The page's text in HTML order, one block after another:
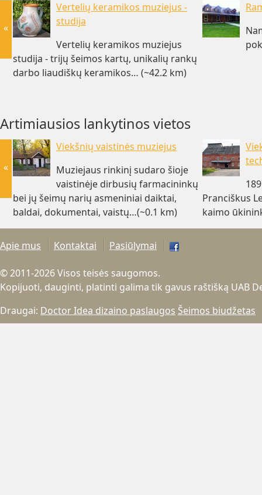
Vertelių keramikos muziejus -
studija
Vertelių keramikos muziejus
studija - trijų šeimos kartų, unikalių rankų
darbo liaudiškų keramikos… (~42.2 km)
«
Artimiausios lankytinos vietos
Viekšnių vaistinės muziejus
Muziejaus rinkinį sudaro šioje
vaistinėje dirbusių farmacininkų
bei jų šeimų narių asmeniniai daiktai,
baldai, dokumentai, vaistų…(~0.1 km)
Pranciškus
kaimo
«
Apie mus Kontaktai Pasiūlymai
© 2011-2026 Visos teisės saugomos.
Kopijuoti, dauginti, platinti galima tik gavus raštišką UAB
Draugai: Doctor Idea dizaino paslaugos Šeimos biudžetas